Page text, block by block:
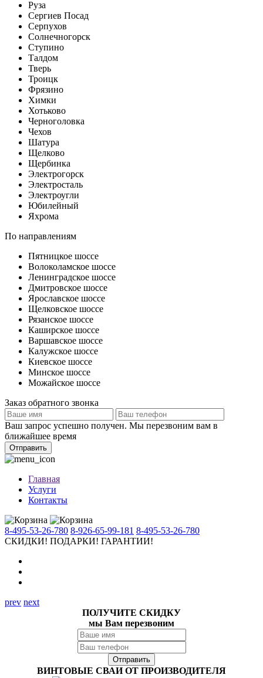
Руза
Сергиев Посад
Серпухов
Солнечногорск
Ступино
Талдом
Тверь
Троицк
Фрязино
Химки
Хотьково
Черноголовка
Чехов
Шатура
Щелково
Щербинка
Электрогорск
Электросталь
Электроугли
Юбилейный
Яхрома
По направлениям
Пятницкое шоссе
Волоколамское шоссе
Ленинградское шоссе
Дмитровское шоссе
Ярославское шоссе
Щелковское шоссе
Рязанское шоссе
Каширское шоссе
Варшавское шоссе
Калужское шоссе
Киевское шоссе
Минское шоссе
Можайское шоссе
Заказ обратного звонка
Ваш запрос успешно получен. Мы перезвоним вам в
ближайшее время
Отправить
Главная
Услуги
Контакты
8-495-53-26-780 8-926-65-99-181 8-495-53-26-780
СКИДКИ! ПОДАРКИ! ГАРАНТИИ!
prev next
ПОЛУЧИТЕ СКИДКУ
мы Вам перезвоним
ВИНТОВЫЕ СВАИ ОТ ПРОИЗВОДИТЕЛЯ